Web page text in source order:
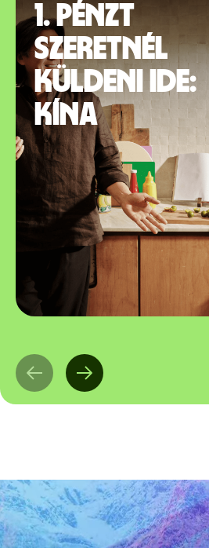
1. Pénzt
szeretnél
küldeni ide:
Kína